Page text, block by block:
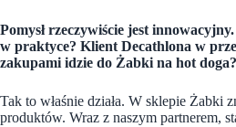
Pomysł rzeczywiście jest
w praktyce? Klient Decathlona w
zakupami idzie do Żabki na hot doga?
Tak to właśnie działa. W sklepie Żabki
produktów. Wraz z naszym partnerem,